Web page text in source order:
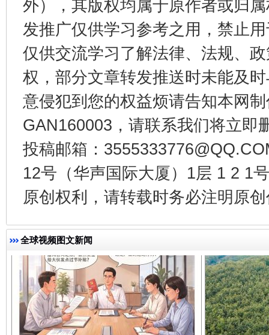
外），其版权均属于原作者或归
发推广仅供学习参考之用，禁止
仅供交流学习了解法律、法规、
权，部分文章转发推送时未能及
意侵犯到您的权益烦请告知本网
GAN160003，请联系我们将立即
投稿邮箱：
12号（华声国际大厦）1层 1 2 1
原创权利，请转载时务必注明原
全球视频图文新闻
千年窑火 生生不息 一
揭开“小金库”的免责幌子